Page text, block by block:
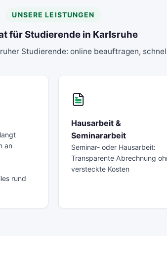
UNSERE LEISTUNGEN
für Studierende in Karlsruhe
Studierende: online beauftragen,
an
rund
Hausarbeit &
Seminararbeit
Seminar- oder Hausarbeit:
Transparente Abrechnung
versteckte Kosten